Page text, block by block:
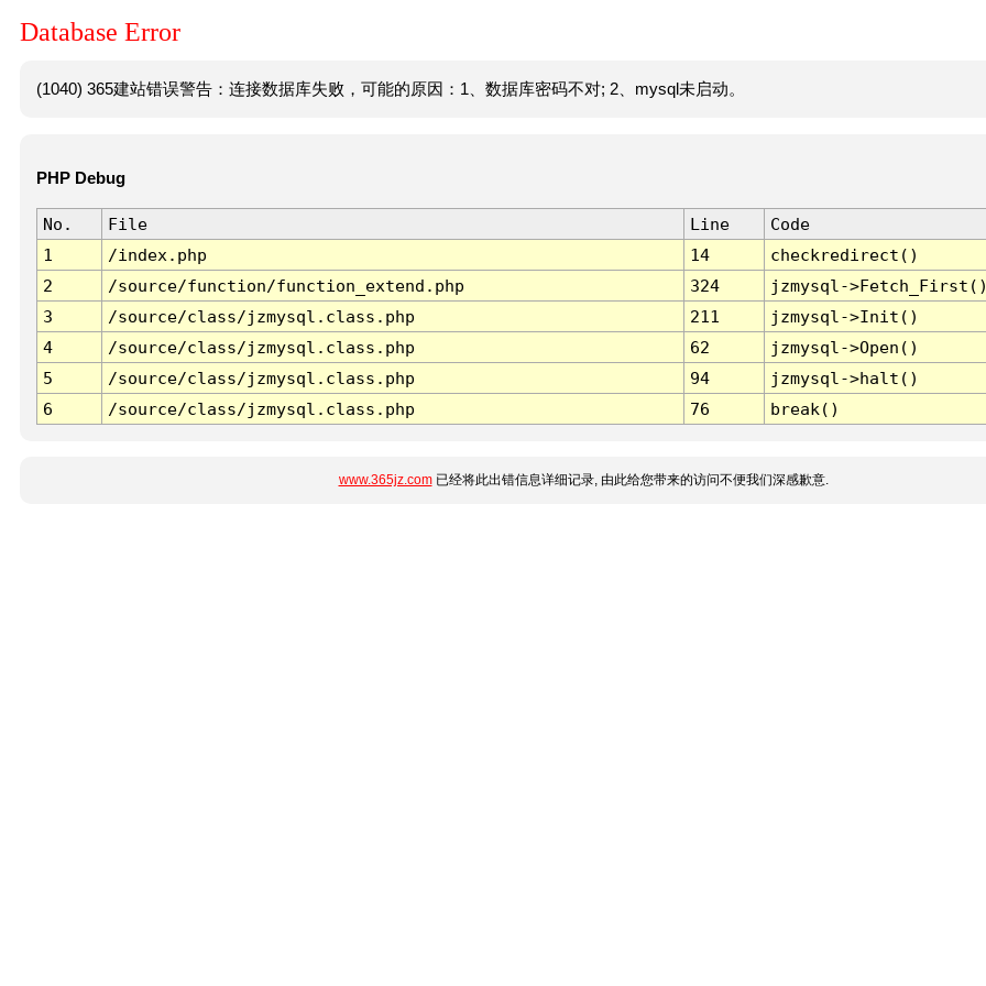
Database Error
(1040) 365建站错误警告：连接数据库失败，可能的原因：1、数据库密码不对; 2、mysql未启动。
PHP Debug
No. File Line
Code
1
/index.php 14
checkredirect()
2
/source/function/function_extend.php 324
jzmysql-
3
/source/class/jzmysql.class.php 211
jzmysql->Init()
4
/source/class/jzmysql.class.php 62
jzmysql->Open()
5
/source/class/jzmysql.class.php 94
jzmysql->halt()
6
/source/class/jzmysql.class.php 76 break()
www.365jz.com已经将此出错信息详细记录, 由此给您带来的访问不便我们深感歉意.